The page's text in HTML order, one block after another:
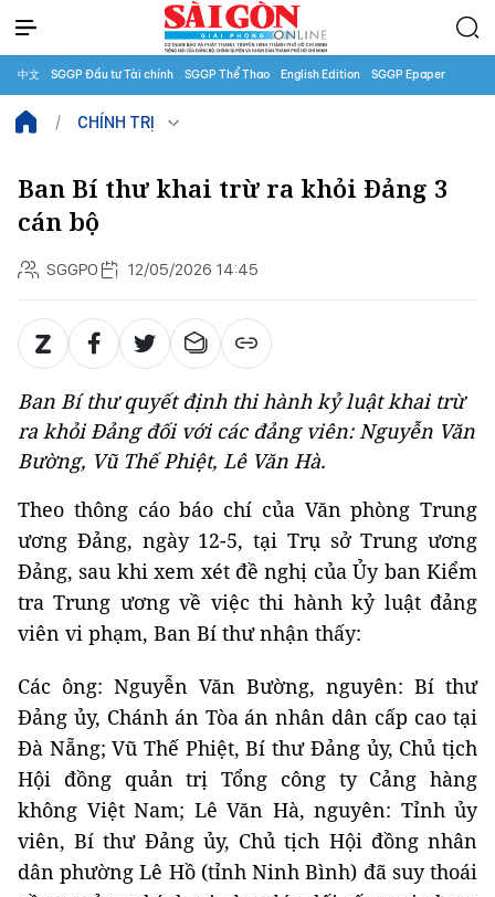
中文 SGGP Đầu tư Tài chính SGGP Thể Thao English Edition SGGP Epaper
CHÍNH TRỊ
Ban Bí thư khai trừ ra khỏi Đảng 3
cán bộ
SGGPO 12/05/2026 14:45
Ban Bí thư quyết định thi hành kỷ luật khai trừ
ra khỏi Đảng đối với các đảng viên: Nguyễn Văn
Bường, Vũ Thế Phiệt, Lê Văn Hà.
Theo thông cáo báo chí của Văn phòng Trung
ương Đảng, ngày 12-5, tại Trụ sở Trung ương
Đảng, sau khi xem xét đề nghị của Ủy ban Kiểm
tra Trung ương về việc thi hành kỷ luật đảng
viên vi phạm, Ban Bí thư nhận thấy:
Các ông: Nguyễn Văn Bường, nguyên: Bí thư
Đảng ủy, Chánh án Tòa án nhân dân cấp cao tại
Đà Nẵng; Vũ Thế Phiệt, Bí thư Đảng ủy, Chủ tịch
Hội đồng quản trị Tổng công ty Cảng hàng
không Việt Nam; Lê Văn Hà, nguyên: Tỉnh ủy
viên, Bí thư Đảng ủy, Chủ tịch Hội đồng nhân
dân phường Lê Hồ (tỉnh Ninh Bình) đã suy thoái